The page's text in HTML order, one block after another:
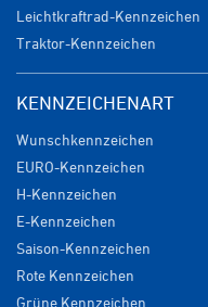
Leichtkraftrad-Kennzeichen
Traktor-Kennzeichen
KENNZEICHENART
Wunschkennzeichen
EURO-Kennzeichen
H-Kennzeichen
E-Kennzeichen
Saison-Kennzeichen
Rote Kennzeichen
Grüne Kennzeichen